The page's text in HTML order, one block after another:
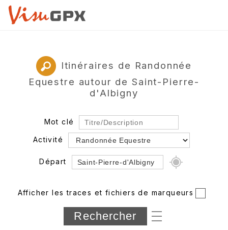
Itinéraires de Randonnée
Equestre autour de Saint-Pierre-
d'Albigny
Mot clé
Activité
Départ
Département
Longueur min/max
Afficher les traces et fichiers de marqueurs